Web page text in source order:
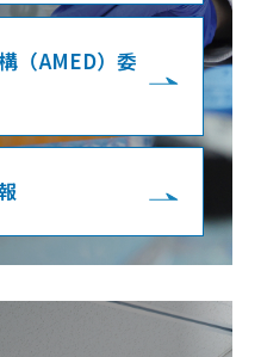
（AMED）委